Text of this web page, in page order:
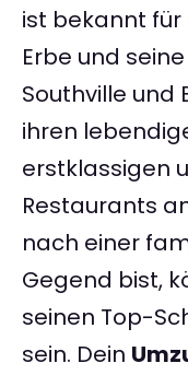
ist bekannt
Erbe und
Southville und
ihren
erstklassigen
Restaurants
nach einer
Gegend bist,
seinen Top-
sein. Dein